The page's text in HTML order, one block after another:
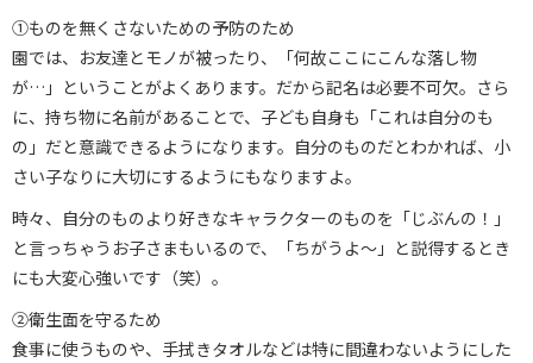
①ものを無くさないための予防のため
園では、お友達とモノが被ったり、「何故ここにこんな落し物
が…」ということがよくあります。だから記名は必要不可欠。さら
に、持ち物に名前があることで、子ども自身も「これは自分のも
の」だと意識できるようになります。自分のものだとわかれば、小
さい子なりに大切にするようにもなりますよ。
時々、自分のものより好きなキャラクターのものを「じぶんの！」
と言っちゃうお子さまもいるので、「ちがうよ～」と説得するとき
にも大変心強いです（笑）。
②衛生面を守るため
食事に使うものや、手拭きタオルなどは特に間違わないようにした